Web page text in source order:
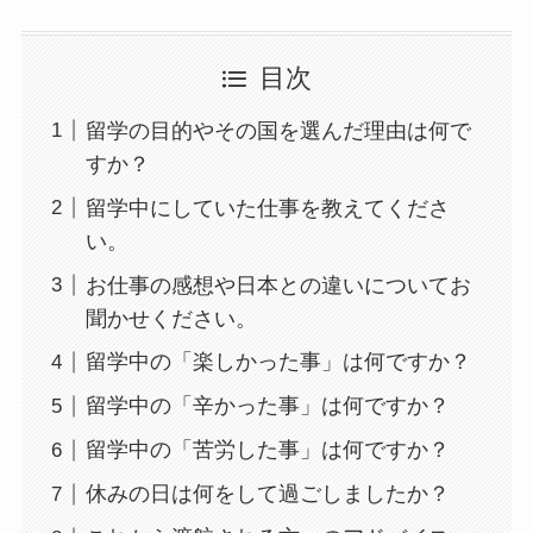
目次
留学の目的やその国を選んだ理由は何で
すか？
留学中にしていた仕事を教えてくださ
い。
お仕事の感想や日本との違いについてお
聞かせください。
留学中の「楽しかった事」は何ですか？
留学中の「辛かった事」は何ですか？
留学中の「苦労した事」は何ですか？
休みの日は何をして過ごしましたか？